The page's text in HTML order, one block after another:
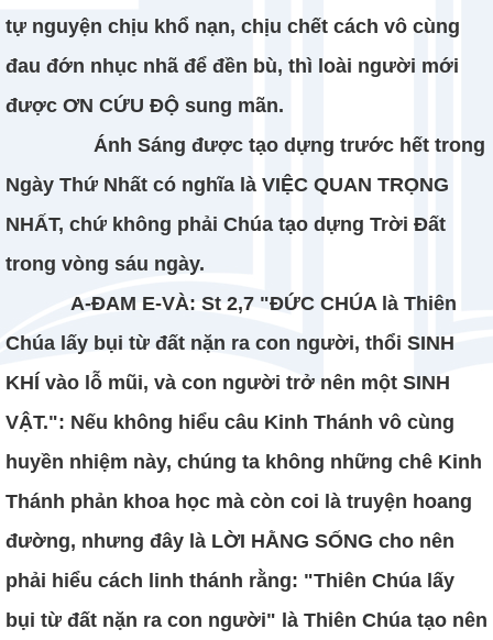
tự nguyện chịu khổ nạn, chịu chết cách vô cùng
đau đớn nhục nhã để đền bù, thì loài người mới
được ƠN CỨU ĐỘ sung mãn.
Ánh Sáng được tạo dựng trước hết trong
Ngày Thứ Nhất có nghĩa là VIỆC QUAN TRỌNG
NHẤT, chứ không phải Chúa tạo dựng Trời Đất
trong vòng sáu ngày.
A-ĐAM E-VÀ: St 2,7 "ĐỨC CHÚA là Thiên
Chúa lấy bụi từ đất nặn ra con người, thổi SINH
KHÍ vào lỗ mũi, và con người trở nên một SINH
VẬT.": Nếu không hiểu câu Kinh Thánh vô cùng
huyền nhiệm này, chúng ta không những chê Kinh
Thánh phản khoa học mà còn coi là truyện hoang
đường, nhưng đây là LỜI HẰNG SỐNG cho nên
phải hiểu cách linh thánh rằng: "Thiên Chúa lấy
bụi từ đất nặn ra con người" là Thiên Chúa tạo nên